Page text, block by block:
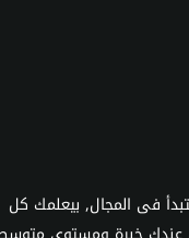
فى المجال, بيعلمك كل